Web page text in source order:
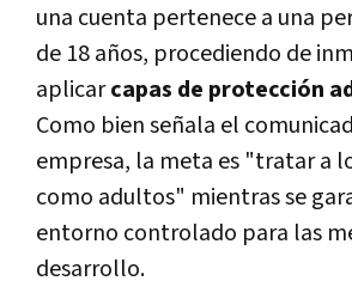
una cuenta pertenece a una
de 18 años, procediendo de
aplicarcapas de protección
Como bien señala el
empresa, la meta es "tratar a
como adultos" mientras se
entorno controlado para las
desarrollo.